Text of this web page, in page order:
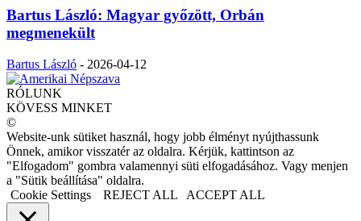
Bartus László: Magyar győzött, Orbán
megmenekült
Bartus László - 2026-04-12
RÓLUNK
KÖVESS MINKET
©
Website-unk sütiket használ, hogy jobb élményt nyújthassunk
Önnek, amikor visszatér az oldalra. Kérjük, kattintson az
"Elfogadom" gombra valamennyi süti elfogadásához. Vagy menjen
a "Sütik beállítása" oldalra.
Cookie Settings
REJECT ALL ACCEPT ALL